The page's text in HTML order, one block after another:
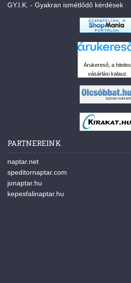
GY.I.K. - Gyakran ismétlődő kérdések
Árukereső, a hiteles
vásárlási kalauz
PARTNEREINK
naptar.net
speditornaptar.com
jonaptar.hu
kepesfalinaptar.hu